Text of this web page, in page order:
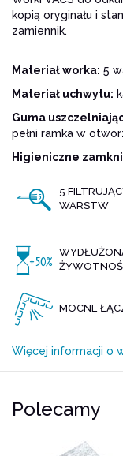
kopią oryginału i
zamiennik.
Materiał worka: 5
Materiał uchwytu:
Guma
pełni ramka w
Higieniczne
5
WARSTW
MOCNE
Więcej informacji o
Polecamy